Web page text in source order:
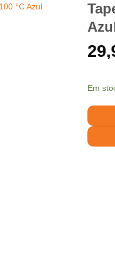
Em